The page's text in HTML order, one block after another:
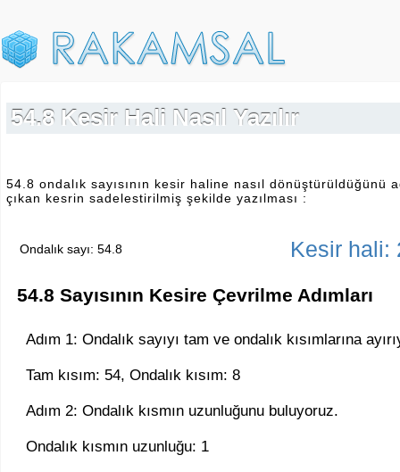
54.8 Kesir Hali Nasıl Yazılır
54.8 ondalık sayısının kesir haline nasıl dönüştürüldüğünü
çıkan kesrin sadelestirilmiş şekilde yazılması :
Ondalık sayı: 54.8 Kesir hali:
54.8 Sayısının Kesire Çevrilme Adımları
Adım 1: Ondalık sayıyı tam ve ondalık kısımlarına
Tam kısım: 54, Ondalık kısım: 8
Adım 2: Ondalık kısmın uzunluğunu buluyoruz.
Ondalık kısmın uzunluğu: 1